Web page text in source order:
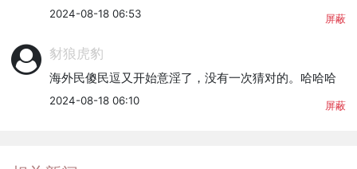
2024-08-18 06:53 屏蔽
豺狼虎豹
海外民傻民逗又开始意淫了，没有一次猜对的。哈哈哈
2024-08-18 06:10 屏蔽